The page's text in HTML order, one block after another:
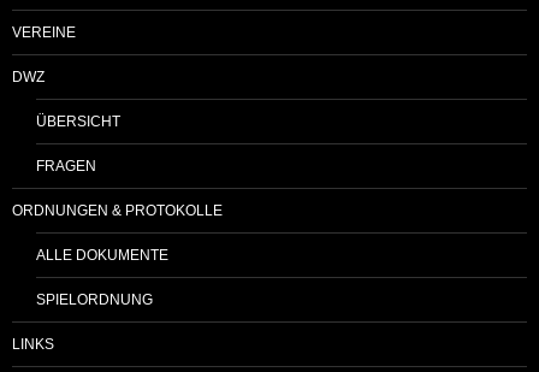
VEREINE
DWZ
ÜBERSICHT
FRAGEN
ORDNUNGEN & PROTOKOLLE
ALLE DOKUMENTE
SPIELORDNUNG
LINKS